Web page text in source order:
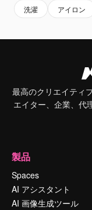
洗濯 アイロン
最高のクリエイティ
エイター、企業、代
製品
Spaces
AI アシスタント
AI 画像生成ツール